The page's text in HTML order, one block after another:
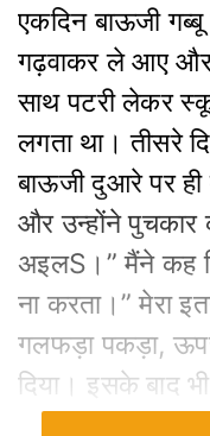
एकदिन बाऊजी
गढ़वाकर ले आए
साथ पटरी लेकर
लगता था। तीसरे
बाऊजी दुआरे पर
और उन्होंने पुचकार
अइलS।” मैंने कह
ना करता।” मेरा
गलफड़ा पकड़ा,
दिया। इसके बाद
दिए। मेरी चीख